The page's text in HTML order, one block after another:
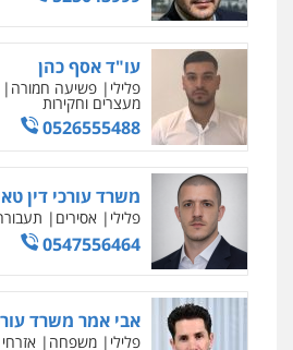
עו"ד אליה חן ברק
פלילי פשיעה חמורה
ומעצרים אסירים
0525914163
עו"ד שאדי נאטור
פלילי פשיעה חמורה
0509230800
גיל דביר – משרד
פלילי פשיעה כלכלית